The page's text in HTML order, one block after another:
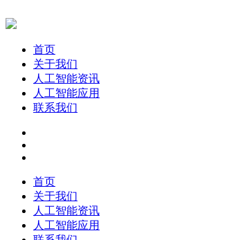
首页
关于我们
人工智能资讯
人工智能应用
联系我们
首页
关于我们
人工智能资讯
人工智能应用